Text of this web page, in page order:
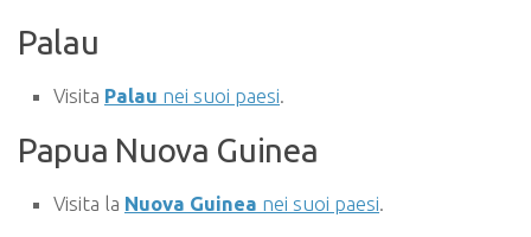
Palau
Visita Palau nei suoi paesi
Papua Nuova Guinea
Visita la Nuova Guinea nei suoi paesi